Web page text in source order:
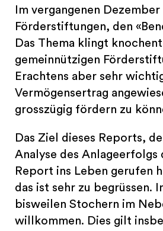
Im vergangenen
Förderstiftungen, den
Das Thema klingt
gemeinnützigen
Erachtens aber sehr
Vermögensertrag
grosszügig fördern zu
Das Ziel dieses Reports,
Analyse des Anlageerfolgs
Report ins Leben gerufen
das ist sehr zu begrüssen.
bisweilen Stochern im
willkommen. Dies gilt